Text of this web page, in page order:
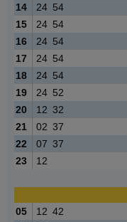
14
24 54
15
24 54
16
24 54
17
24 54
18
24 54
19
24 52
20
12 32
21
02 37
22
07 37
23
12
05 12 42